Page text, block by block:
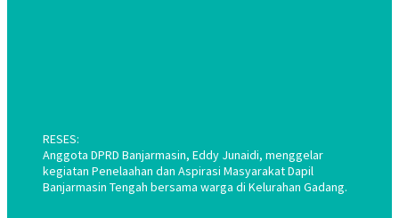
RESES:
Anggota DPRD Banjarmasin, Eddy Junaidi, menggelar
kegiatan Penelaahan dan Aspirasi Masyarakat Dapil
Banjarmasin Tengah bersama warga di Kelurahan Gadang.